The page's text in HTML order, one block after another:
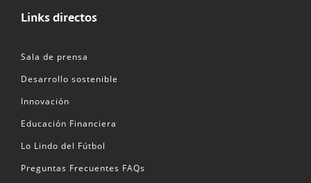
Links directos
Sala de prensa
Desarrollo sostenible
Innovación
Educación Financiera
Lo Lindo del Fútbol
Preguntas Frecuentes FAQs